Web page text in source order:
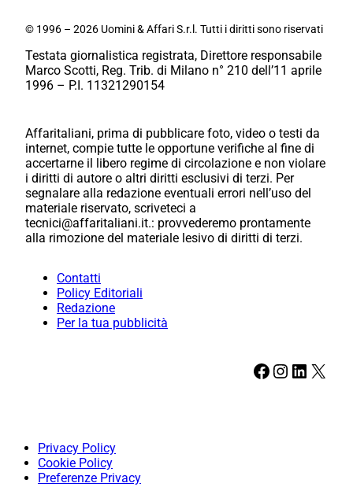
© 1996 – 2026 Uomini & Affari S.r.l. Tutti i diritti sono riservati
Testata giornalistica registrata, Direttore responsabile
Marco Scotti, Reg. Trib. di Milano n° 210 dell’11 aprile
1996 – P.I. 11321290154
Affaritaliani, prima di pubblicare foto, video o testi da
internet, compie tutte le opportune verifiche al fine di
accertarne il libero regime di circolazione e non violare
i diritti di autore o altri diritti esclusivi di terzi. Per
segnalare alla redazione eventuali errori nell’uso del
materiale riservato, scriveteci a
tecnici@affaritaliani.it.: provvederemo prontamente
alla rimozione del materiale lesivo di diritti di terzi.
Contatti
Policy Editoriali
Redazione
Per la tua pubblicità
Facebook Instagram LinkedIn X
Privacy Policy
Cookie Policy
Preferenze Privacy